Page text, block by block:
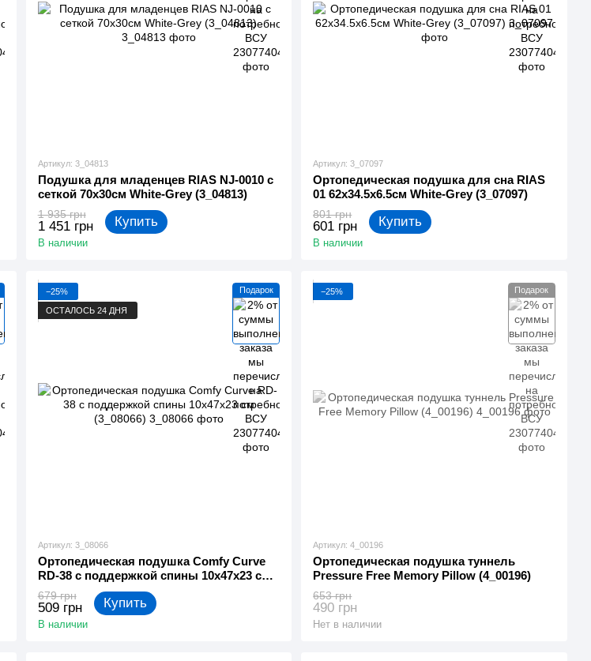
Артикул: 3_04813
Подушка для младенцев RIAS NJ-0010 с
сеткой 70x30см White-Grey (3_04813)
1 935 грн
1 451 грн Купить
В наличии
Артикул: 3_07097
Ортопедическая подушка для сна RIAS
01 62х34.5х6.5см White-Grey (3_07097)
801 грн
601 грн Купить
В наличии
Подарок
−25%
ОСТАЛОСЬ 24 ДНЯ
Артикул: 3_08066
Ортопедическая подушка Comfy Curve
RD-38 с поддержкой спины 10x47x23 см
(3_08066)
679 грн
509 грн Купить
В наличии
Подарок
−25%
Артикул: 4_00196
Ортопедическая подушка туннель
Pressure Free Memory Pillow (4_00196)
653 грн
490 грн
Нет в наличии